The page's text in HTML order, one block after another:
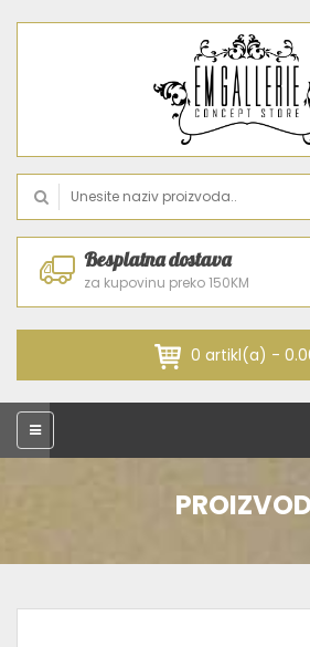
Besplatna dostava
za kupovinu preko 150KM
0 artikl(a) -